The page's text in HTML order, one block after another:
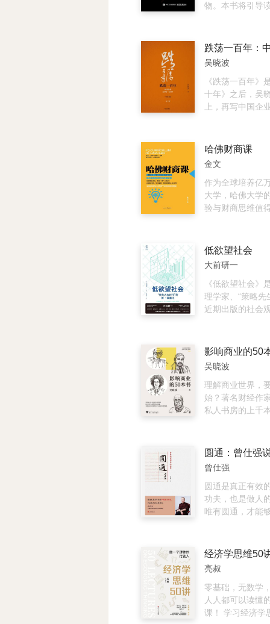
物。本书将引导
而实现时代变革
结构发生着巨变
开始大放异彩，
的基本单元不再
个体。在这种变
每个人的核心竞
发展规划的生存
与梳理，同时把
家命脉紧密联系
正能量，旨在给
吴晓波
《跌荡一百年》
十年》之后，吴
上，再写中国企
述1870年—1937
记录中国企业的
有文献价值，又
洋溢着理想主义
主义的魅力和浪
变革。作者按照
日战争胜利以后
期以及新中国成
国改革开放时期
中国商业史。在
哈佛财商课
金文
作为全球培养亿
大学，哈佛大学
验与财商思维值
指出了大众在投
者全面了解并深
最热门的七种理
蓄、房产、黄金
金、债券、外汇
制的极简理财课
你工作！
低欲望社会
大前研一
《低欲望社会》
理学家、“策略先
近期出版的社会
成熟的国家尚未
词，“低欲望社
少、超高龄化、
欲望的年轻人越
持有大量的金融
松政策或公共投
消费者信心，撒
振兴经济……面
会”的问题，就算
涨也不是高兴的
研一也指出，并
下，也是一种合
须思考的是，身
社会”，国民与企
因应。“低欲望”
对企业带来严重
世代可能也拥有
影响商业的50
吴晓波
理解商业世界，
始？著名财经作
私人书房的上千
书的时间，理解
经济理论迭代、
络。同时，也为
基础和阅读爱好
了诚意满满的宝
的解读将从亚当·
一年，美国发布
言》，历史在大
散发出迷人的气
克思、韦伯、哈
曼、萨缪尔森
代经济学和管理
曾仕强
圆通是真正有效
功夫，也是做人
唯有圆通，才能
亮叔
零基础，无数学
人人都可以读懂
课！ 学习经济学